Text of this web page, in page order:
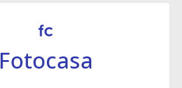
Fotocasa